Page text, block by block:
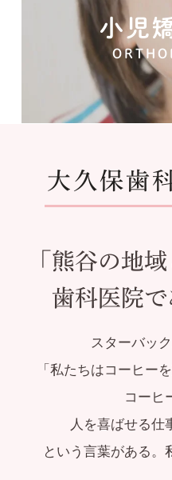
小児
大久保歯
「熊谷の地
歯科医院で
スターバッ
「私たちはコーヒー
コーヒ
人を喜ばせる仕
という言葉がある。